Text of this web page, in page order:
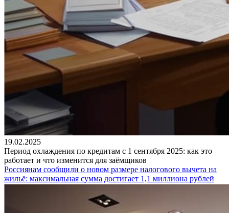
19.02.2025
Период охлаждения по кредитам с 1 сентября 2025: как это
работает и что изменится для заёмщиков
Россиянам сообщили о новом размере налогового вычета на
жильё: максимальная сумма достигает 1,1 миллиона рублей